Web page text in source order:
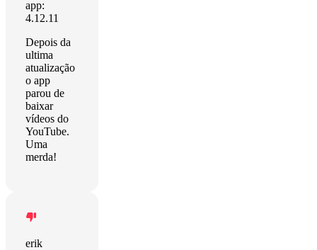
app:
4.12.11
Depois da
ultima
atualização
o app
parou de
baixar
vídeos do
YouTube.
Uma
merda!
erik